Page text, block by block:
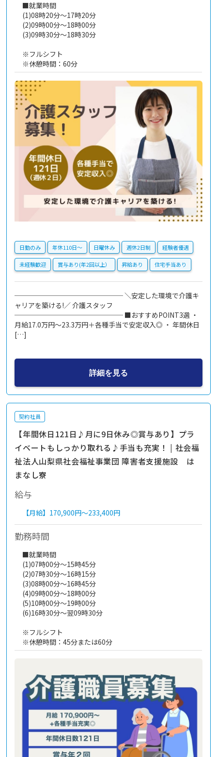
■就業時間
(1)08時20分～17時20分
(2)09時00分～18時00分
(3)09時30分～18時30分
※フルシフト
※休憩時間：60分
日勤のみ 年休110日〜 日曜休み 週休2日制 経験者優遇
未経験歓迎 賞与あり(年2回以上） 昇給あり 住宅手当あり
──────────────── ＼安定した環境で介護キ
ャリアを築ける!／ 介護スタッフ
──────────────── ■おすすめPOINT3選 ・
月給17.0万円～23.3万円＋各種手当で安定収入◎ ・ 年間休日
[…]
詳細を見る
契約社員
【年間休日121日♪月に9日休み◎賞与あり】プラ
イベートもしっかり取れる♪手当も充実！ | 社会福
祉法人山梨県社会福祉事業団 障害者支援施設 は
まなし寮
給与
【月給】 170,900円～233,400円
勤務時間
■就業時間
(1)07時00分～15時45分
(2)07時30分～16時15分
(3)08時00分～16時45分
(4)09時00分～18時00分
(5)10時00分～19時00分
(6)16時30分～翌09時30分
※フルシフト
※休憩時間：45分または60分